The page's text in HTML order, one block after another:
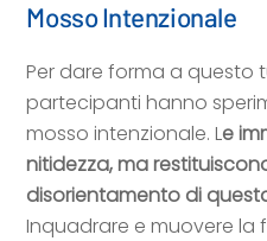
Mosso Intenzionale
Per dare forma a questo
partecipanti hanno
mosso intenzionale. Le
nitidezza, ma
disorientamento di
Inquadrare e muovere